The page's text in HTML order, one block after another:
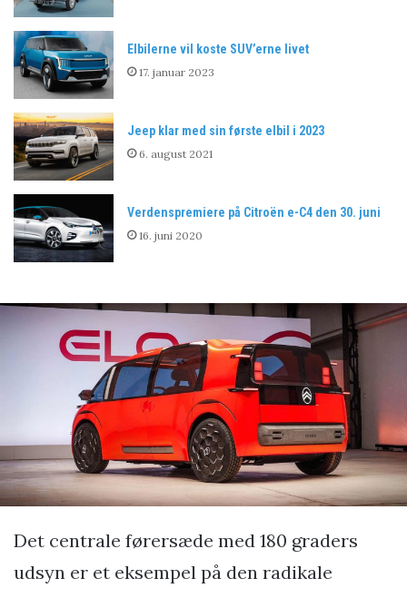
Elbilerne vil koste SUV’erne livet
17. januar 2023
Jeep klar med sin første elbil i 2023
6. august 2021
Verdenspremiere på Citroën e-C4 den 30. juni
16. juni 2020
Det centrale førersæde med 180 graders
udsyn er et eksempel på den radikale